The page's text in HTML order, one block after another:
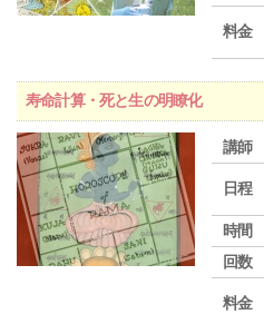
料金
寿命計算・死と生の明瞭化
講師
日程
時間
回数
料金